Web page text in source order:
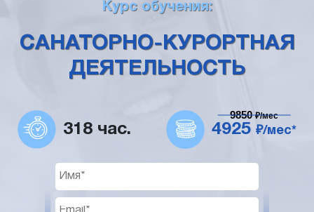
Курс обучения:
САНАТОРНО-КУРОРТНАЯ
ДЕЯТЕЛЬНОСТЬ
318 час. 4925 ₽/мес*
9850₽/мес